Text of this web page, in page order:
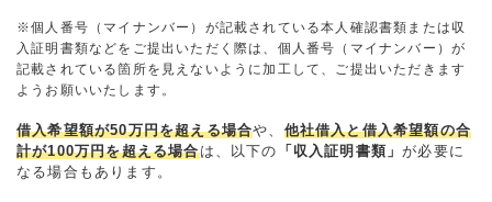
※個人番号（マイナンバー）が記載されている本人確認書類または収
入証明書類などをご提出いただく際は、個人番号（マイナンバー）が
記載されている箇所を見えないように加工して、ご提出いただきます
ようお願いいたします。
借入希望額が50万円を超える場合や、 他社借入と借入希望額の合
計が100万円を超える場合は、以下の 「収入証明書類」が必要に
なる場合もあります。